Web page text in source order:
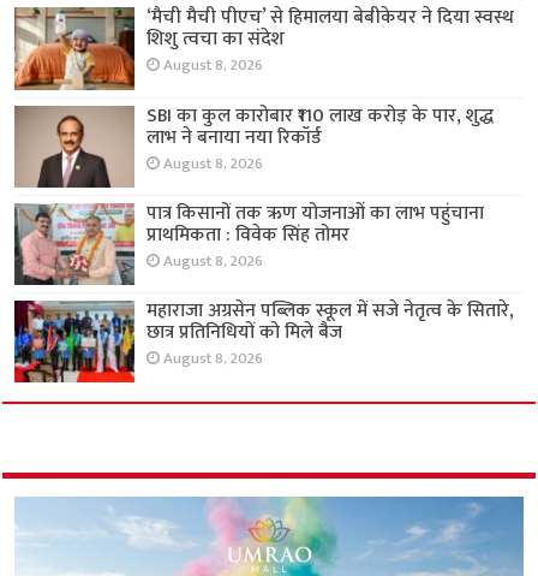
‘मैची मैची पीएच’ से हिमालया बेबीकेयर ने दिया स्वस्थ
शिशु त्वचा का संदेश
August 8, 2026
SBI का कुल कारोबार ₹110 लाख करोड़ के पार, शुद्ध
लाभ ने बनाया नया रिकॉर्ड
August 8, 2026
पात्र किसानों तक ऋण योजनाओं का लाभ पहुंचाना
प्राथमिकता : विवेक सिंह तोमर
August 8, 2026
महाराजा अग्रसेन पब्लिक स्कूल में सजे नेतृत्व के सितारे,
छात्र प्रतिनिधियों को मिले बैज
August 8, 2026